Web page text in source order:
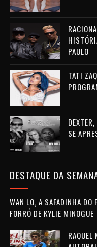
PAULO
TATI
SE
DESTAQUE DA
WAN LO, A SAFADINHA DO
FORRÓ DE KYLIE MINOGUE
RAQUEL